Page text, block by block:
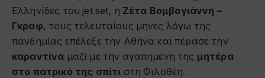
Ελληνίδες του jet set, η Ζέτα Βομβογιάννη –
Γκραφ, τους τελευταίους μήνες λόγω της
πανδημίας επέλεξε την Αθήνα και πέρασε την
καραντίνα μαζί με την αγαπημένη της μητέρα
στο πατρικό της σπίτι στη Φιλοθέη.